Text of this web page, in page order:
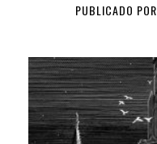
PUBLICADO POR